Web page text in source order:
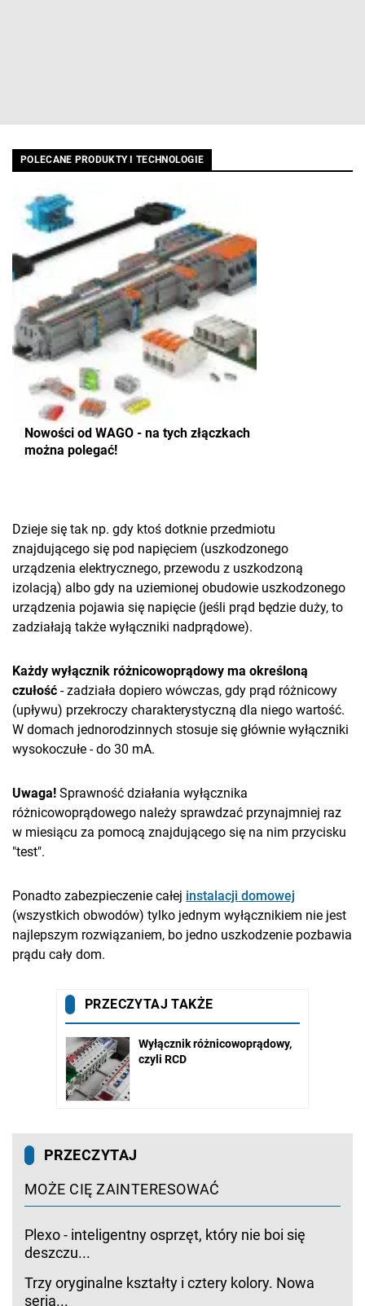
POLECANE PRODUKTY I TECHNOLOGIE
Nowości od WAGO - na tych złączkach
można polegać!
Dzieje się tak np. gdy ktoś dotknie przedmiotu
znajdującego się pod napięciem (uszkodzonego
urządzenia elektrycznego, przewodu z uszkodzoną
izolacją) albo gdy na uziemionej obudowie uszkodzonego
urządzenia pojawia się napięcie (jeśli prąd będzie duży, to
zadziałają także wyłączniki nadprądowe).
Każdy wyłącznik różnicowoprądowy ma określoną
czułość - zadziała dopiero wówczas, gdy prąd różnicowy
(upływu) przekroczy charakterystyczną dla niego wartość.
W domach jednorodzinnych stosuje się głównie wyłączniki
wysokoczułe - do 30 mA.
Uwaga! Sprawność działania wyłącznika
różnicowoprądowego należy sprawdzać przynajmniej raz
w miesiącu za pomocą znajdującego się na nim przycisku
"test".
Ponadto zabezpieczenie całej instalacji domowej
(wszystkich obwodów) tylko jednym wyłącznikiem nie jest
najlepszym rozwiązaniem, bo jedno uszkodzenie pozbawia
prądu cały dom.
PRZECZYTAJ
MOŻE CIĘ ZAINTERESOWAĆ
Plexo - inteligentny osprzęt, który nie boi się
deszczu...
Trzy oryginalne kształty i cztery kolory. Nowa
seria...